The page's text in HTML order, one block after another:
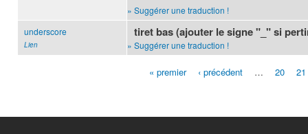
» Suggérer une traduction !
underscore
Lien
tiret bas (ajouter le signe "_" si
» Suggérer une traduction !
« premier ‹ précédent … 20 21